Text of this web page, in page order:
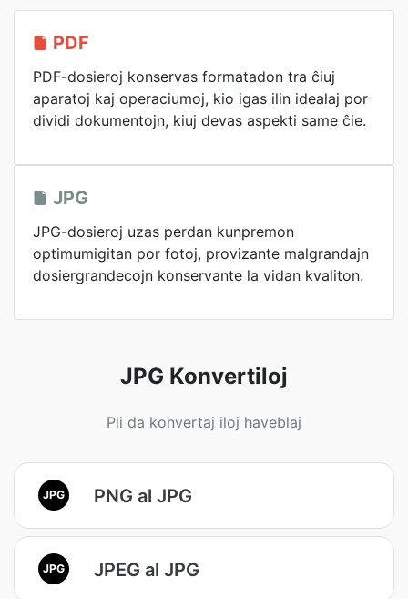
PDF
PDF-dosieroj konservas formatadon tra ĉiuj
aparatoj kaj operaciumoj, kio igas ilin idealaj por
dividi dokumentojn, kiuj devas aspekti same ĉie.
JPG
JPG-dosieroj uzas perdan kunpremon
optimumigitan por fotoj, provizante malgrandajn
dosiergrandecojn konservante la vidan kvaliton.
JPG Konvertiloj
Pli da konvertaj iloj haveblaj
JPG PNG al JPG
JPG JPEG al JPG